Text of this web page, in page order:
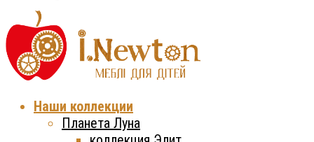
Наши коллекции
Планета Луна